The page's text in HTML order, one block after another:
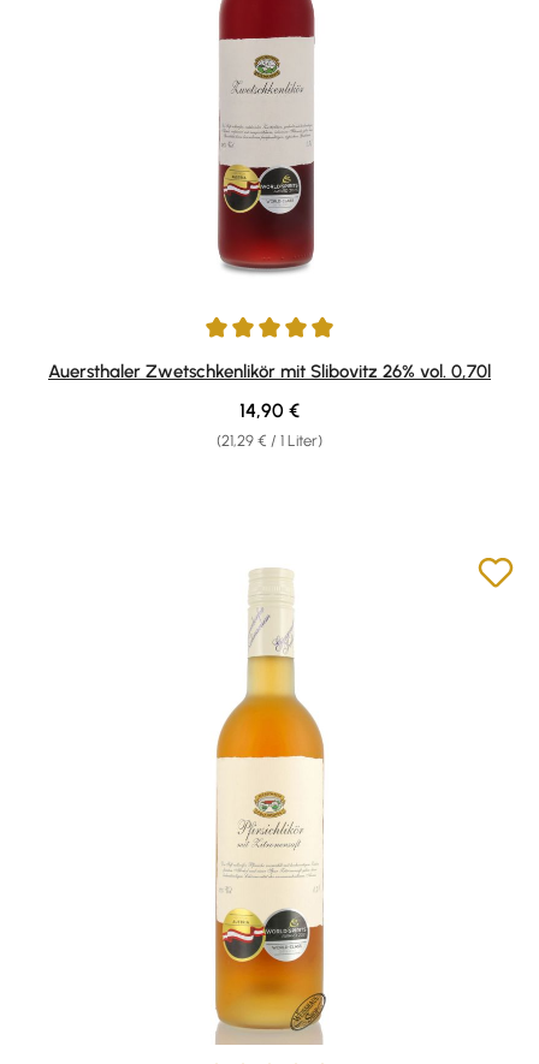
Durchschnittliche Bewertung von 4.93 von 5 Sternen
Auersthaler Zwetschkenlikör mit Slibovitz 26% vol. 0,70l
(21,29 € / 1 Liter)
Regulärer Preis:
14,90 €